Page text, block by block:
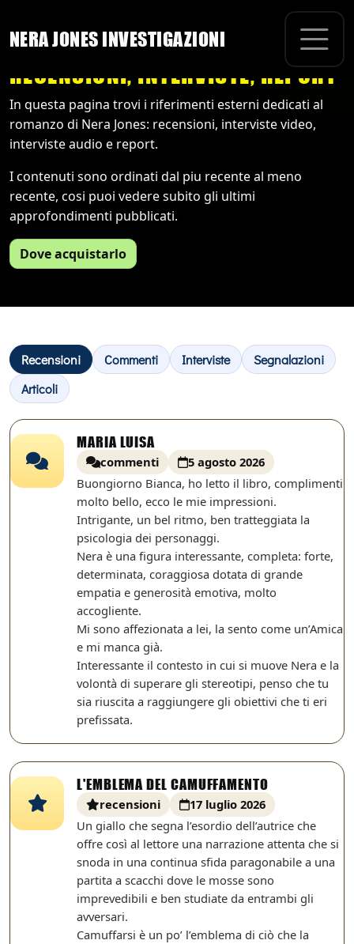
NERA JONES INVESTIGAZIONI
RECENSIONI, INTERVISTE, REPORT
In questa pagina trovi i riferimenti esterni dedicati al
romanzo di Nera Jones: recensioni, interviste video,
interviste audio e report.
I contenuti sono ordinati dal piu recente al meno
recente, cosi puoi vedere subito gli ultimi
approfondimenti pubblicati.
Dove acquistarlo
Recensioni Commenti Interviste
Segnalazioni
Articoli
MARIA LUISA
commenti
5 agosto 2026
Buongiorno Bianca, ho letto il libro, complimenti
molto bello, ecco le mie impressioni.
Intrigante, un bel ritmo, ben tratteggiata la
psicologia dei personaggi.
Nera è una figura interessante, completa: forte,
determinata, coraggiosa dotata di grande
empatia e generosità emotiva, molto
accogliente.
Mi sono affezionata a lei, la sento come un’Amica
e mi manca già.
Interessante il contesto in cui si muove Nera e la
volontà di superare gli stereotipi, penso che tu
sia riuscita a raggiungere gli obiettivi che ti eri
prefissata.
L'EMBLEMA DEL CAMUFFAMENTO
recensioni
17 luglio 2026
Un giallo che segna l’esordio dell’autrice che
offre così al lettore una narrazione attenta che si
snoda in una continua sfida paragonabile a una
partita a scacchi dove le mosse sono
imprevedibili e ben studiate da entrambi gli
avversari.
Camuffarsi è un po’ l’emblema di ciò che la